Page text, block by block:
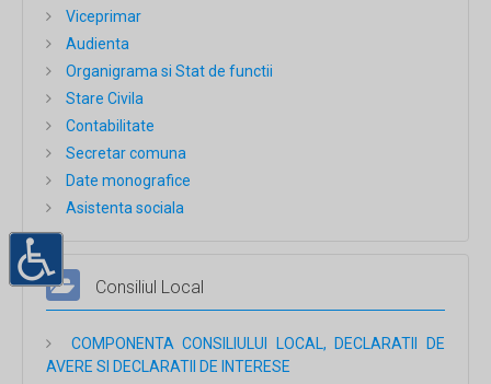
Viceprimar
Audienta
Organigrama si Stat de functii
Stare Civila
Contabilitate
Secretar comuna
Date monografice
Asistenta sociala
Consiliul Local
COMPONENTA CONSILIULUI LOCAL, DECLARATII DE
AVERE SI DECLARATII DE INTERESE